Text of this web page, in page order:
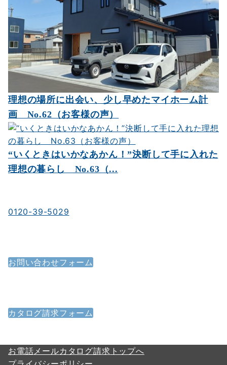
理想の場所に出会い、少し早めたマイホーム計
画 No.62（お客様の声）
“いくときはいかなあかん！”決断して手に入れた
理想の暮らし No.63（...
0120-39-5029
お問い合わせフォーム
カタログ請求フォーム
お電話メールカタログ請求 トップへ